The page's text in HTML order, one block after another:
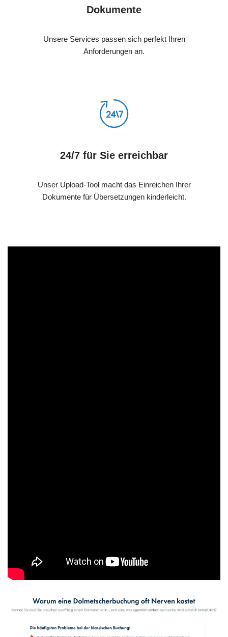
Dokumente
Unsere Services passen sich perfekt Ihren
Anforderungen an.
24/7 für Sie erreichbar
Unser Upload-Tool macht das Einreichen Ihrer
Dokumente für Übersetzungen kinderleicht.